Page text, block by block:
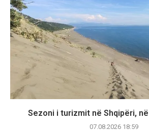
Sezoni i turizmit në Shqipëri,
07.08.2026 18:59